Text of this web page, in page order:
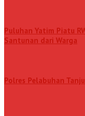
Puluhan Yatim Piatu
Santunan dari Warga
Polres Pelabuhan